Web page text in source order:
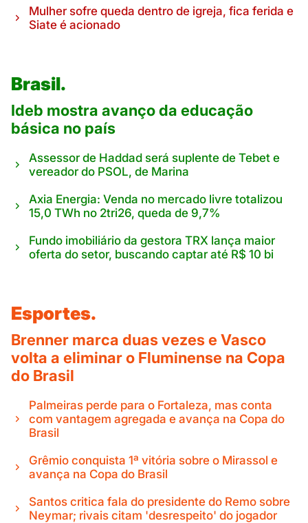
Mulher sofre queda dentro de igreja, fica ferida e
Siate é acionado
Brasil.
Ideb mostra avanço da educação
básica no país
Assessor de Haddad será suplente de Tebet e
vereador do PSOL, de Marina
Axia Energia: Venda no mercado livre totalizou
15,0 TWh no 2tri26, queda de 9,7%
Fundo imobiliário da gestora TRX lança maior
oferta do setor, buscando captar até R$ 10 bi
Esportes.
Brenner marca duas vezes e Vasco
volta a eliminar o Fluminense na Copa
do Brasil
Palmeiras perde para o Fortaleza, mas conta
com vantagem agregada e avança na Copa do
Brasil
Grêmio conquista 1ª vitória sobre o Mirassol e
avança na Copa do Brasil
Santos critica fala do presidente do Remo sobre
Neymar; rivais citam 'desrespeito' do jogador